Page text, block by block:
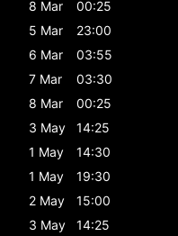
8 Mar
00:25
5 Mar
23:00
6 Mar
03:55
7 Mar
03:30
8 Mar
00:25
3 May
14:25
1 May
14:30
1 May
19:30
2 May
15:00
3 May
14:25